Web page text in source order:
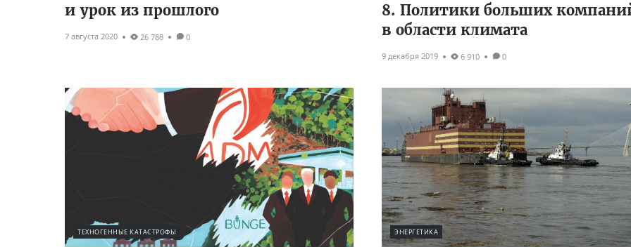
и урок из прошлого
7 августа 2020 26 788 0
8. Политики больших
в области климата
9 декабря 2019 6 910 0
ТЕХНОГЕННЫЕ КАТАСТРОФЫ ЭНЕРГЕТИКА